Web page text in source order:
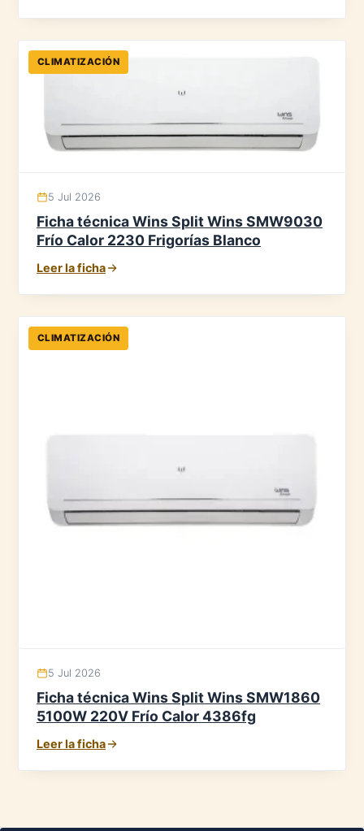
CLIMATIZACIÓN
5 Jul 2026
Ficha técnica Wins Split Wins SMW9030
Frío Calor 2230 Frigorías Blanco
Leer la ficha
CLIMATIZACIÓN
5 Jul 2026
Ficha técnica Wins Split Wins SMW1860
5100W 220V Frío Calor 4386fg
Leer la ficha